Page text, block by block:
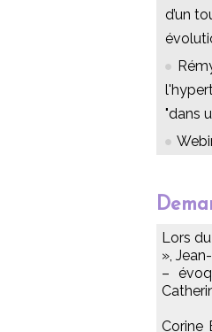
d’un
"dans
Lors
»,
–
Corine